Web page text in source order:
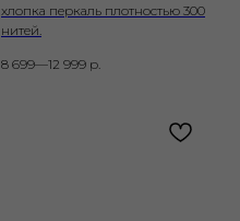
хлопка перкаль плотностью 300
нитей.
8 699—12 999 р.